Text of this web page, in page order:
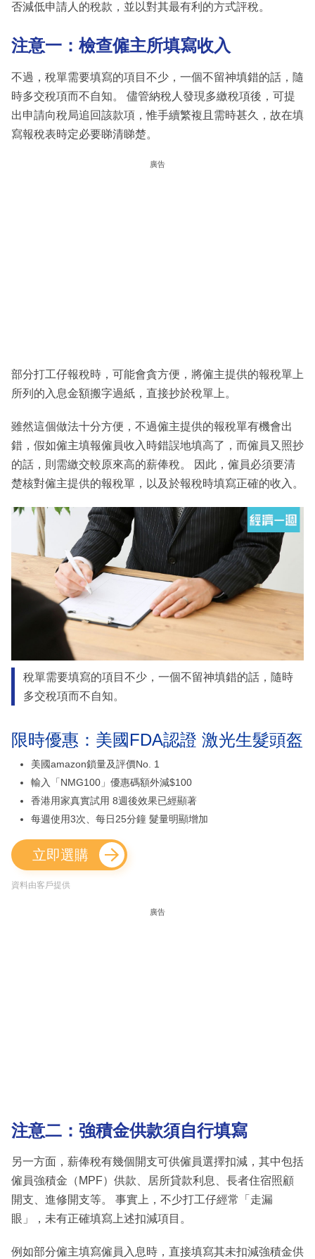
否減低申請人的稅款，並以對其最有利的方式評稅。
注意一：檢查僱主所填寫收入
不過，稅單需要填寫的項目不少，一個不留神填錯的話，隨
時多交稅項而不自知。 儘管納稅人發現多繳稅項後，可提
出申請向稅局追回該款項，惟手續繁複且需時甚久，故在填
寫報稅表時定必要睇清睇楚。
廣告
部分打工仔報稅時，可能會貪方便，將僱主提供的報稅單上
所列的入息金額搬字過紙，直接抄於稅單上。
雖然這個做法十分方便，不過僱主提供的報稅單有機會出
錯，假如僱主填報僱員收入時錯誤地填高了，而僱員又照抄
的話，則需繳交較原來高的薪俸稅。 因此，僱員必須要清
楚核對僱主提供的報稅單，以及於報稅時填寫正確的收入。
稅單需要填寫的項目不少，一個不留神填錯的話，隨時
多交稅項而不自知。
限時優惠：美國FDA認證 激光生髮頭盔
美國amazon鎖量及評價No. 1
輸入「NMG100」優惠碼額外減$100
香港用家真實試用 8週後效果已經顯著
每週使用3次、每日25分鐘 髮量明顯增加
立即選購
資料由客戶提供
廣告
注意二：強積金供款須自行填寫
另一方面，薪俸稅有幾個開支可供僱員選擇扣減，其中包括
僱員強積金（MPF）供款、居所貸款利息、長者住宿照顧
開支、進修開支等。 事實上，不少打工仔經常「走漏
眼」，未有正確填寫上述扣減項目。
例如部分僱主填寫僱員入息時，直接填寫其未扣減強積金供